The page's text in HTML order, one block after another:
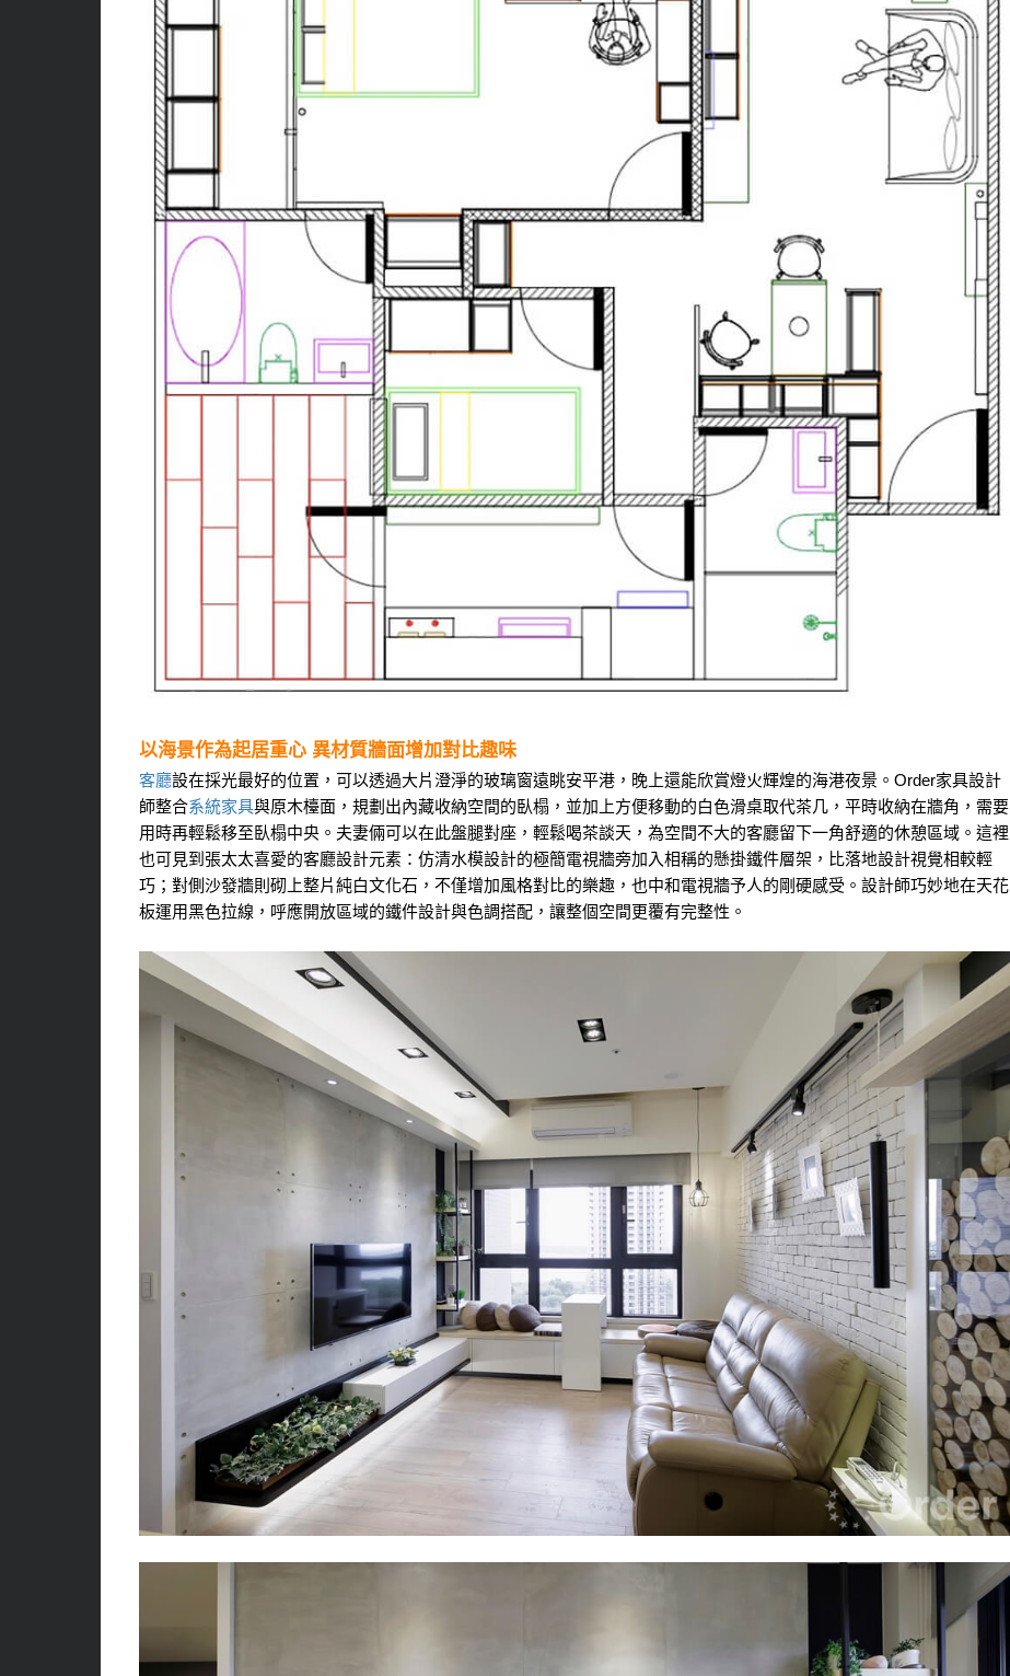
以海景作為起居重心 異材質牆面增加對比趣味
客廳設在採光最好的位置，可以透過大片澄淨的玻璃窗遠眺安平港，晚上還能欣賞燈火輝煌的海港夜景。Order家具設計
師整合系統家具與原木檯面，規劃出內藏收納空間的臥榻，並加上方便移動的白色滑桌取代茶几，平時收納在牆角，需要
用時再輕鬆移至臥榻中央。夫妻倆可以在此盤腿對座，輕鬆喝茶談天，為空間不大的客廳留下一角舒適的休憩區域。這裡
也可見到張太太喜愛的客廳設計元素：仿清水模設計的極簡電視牆旁加入相稱的懸掛鐵件層架，比落地設計視覺相較輕
巧；對側沙發牆則砌上整片純白文化石，不僅增加風格對比的樂趣，也中和電視牆予人的剛硬感受。設計師巧妙地在天花
板運用黑色拉線，呼應開放區域的鐵件設計與色調搭配，讓整個空間更覆有完整性。